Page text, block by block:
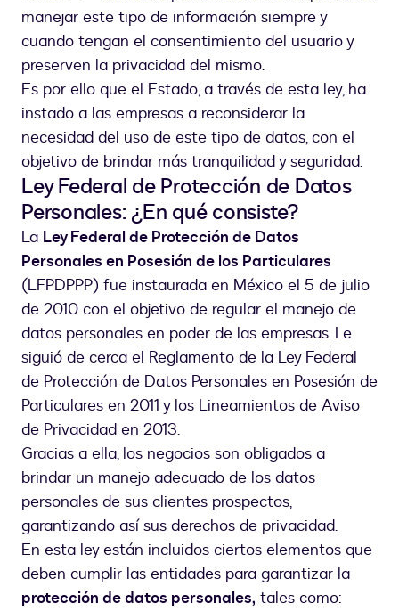
manejar este tipo de información siempre y
cuando tengan el consentimiento del usuario y
preserven la privacidad del mismo.
Es por ello que el Estado, a través de esta ley, ha
instado a las empresas a reconsiderar la
necesidad del uso de este tipo de datos, con el
objetivo de brindar más tranquilidad y seguridad.
Ley Federal de Protección de Datos
Personales: ¿En qué consiste?
La Ley Federal de Protección de Datos
Personales en Posesión de los Particulares
(LFPDPPP) fue instaurada en México el 5 de julio
de 2010 con el objetivo de regular el manejo de
datos personales en poder de las empresas. Le
siguió de cerca el Reglamento de la Ley Federal
de Protección de Datos Personales en Posesión de
Particulares en 2011 y los Lineamientos de Aviso
de Privacidad en 2013.
Gracias a ella, los negocios son obligados a
brindar un manejo adecuado de los datos
personales de sus clientes prospectos,
garantizando así sus derechos de privacidad.
En esta ley están incluidos ciertos elementos que
deben cumplir las entidades para garantizar la
protección de datos personales, tales como: